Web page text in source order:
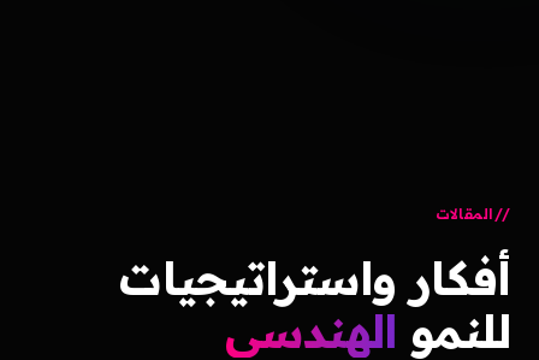
المقالات
أفكار واستراتيجيات
للنمو الهندسي